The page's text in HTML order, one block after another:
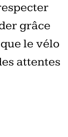
grâce
le vélo
attentes